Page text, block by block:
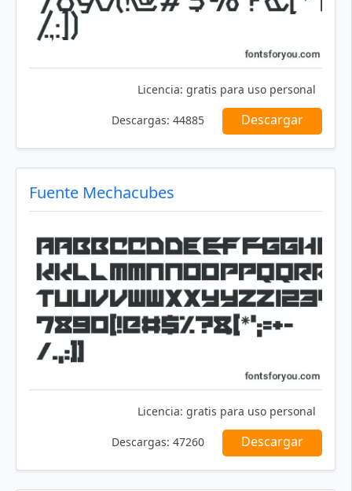
Licencia: gratis para uso personal
Descargas: 44885 Descargar
Fuente Mechacubes
Licencia: gratis para uso personal
Descargas: 47260 Descargar